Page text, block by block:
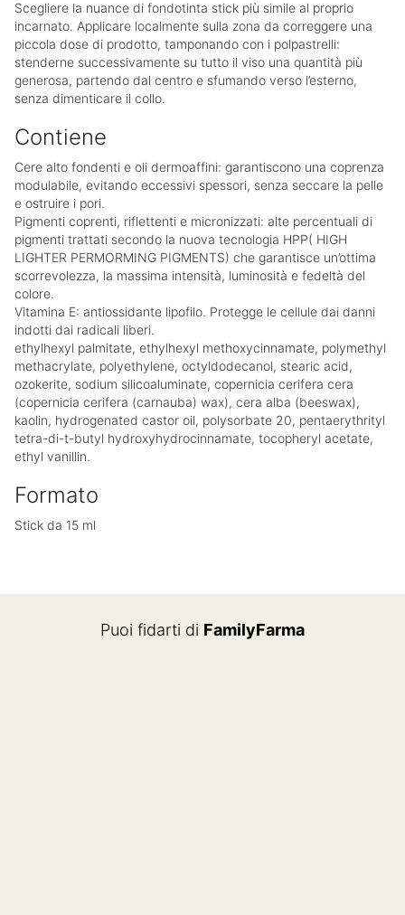
Scegliere la nuance di fondotinta stick più simile al proprio
incarnato. Applicare localmente sulla zona da correggere una
piccola dose di prodotto, tamponando con i polpastrelli:
stenderne successivamente su tutto il viso una quantità più
generosa, partendo dal centro e sfumando verso l’esterno,
senza dimenticare il collo.
Contiene
Cere alto fondenti e oli dermoaffini: garantiscono una coprenza
modulabile, evitando eccessivi spessori, senza seccare la pelle
e ostruire i pori.
Pigmenti coprenti, riflettenti e micronizzati: alte percentuali di
pigmenti trattati secondo la nuova tecnologia HPP( HIGH
LIGHTER PERMORMING PIGMENTS) che garantisce un’ottima
scorrevolezza, la massima intensità, luminosità e fedeltà del
colore.
Vitamina E: antiossidante lipofilo. Protegge le cellule dai danni
indotti dai radicali liberi.
ethylhexyl palmitate, ethylhexyl methoxycinnamate, polymethyl
methacrylate, polyethylene, octyldodecanol, stearic acid,
ozokerite, sodium silicoaluminate, copernicia cerifera cera
(copernicia cerifera (carnauba) wax), cera alba (beeswax),
kaolin, hydrogenated castor oil, polysorbate 20, pentaerythrityl
tetra-di-t-butyl hydroxyhydrocinnamate, tocopheryl acetate,
ethyl vanillin.
Formato
Stick da 15 ml
Puoi fidarti di FamilyFarma